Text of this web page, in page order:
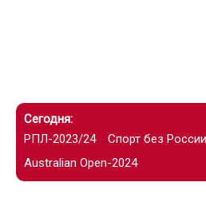
Сегодня:
РПЛ-2023/24
Спорт без России
Australian Open-2024